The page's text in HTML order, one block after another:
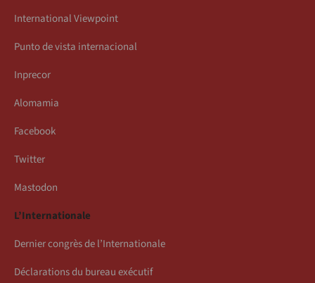
International Viewpoint
Punto de vista internacional
Inprecor
Alomamia
Facebook
Twitter
Mastodon
L’Internationale
Dernier congrès de l’Internationale
Déclarations du bureau exécutif